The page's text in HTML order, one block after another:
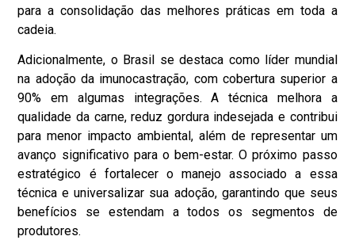
para a consolidação das melhores práticas em toda a
cadeia.
Adicionalmente, o Brasil se destaca como líder mundial
na adoção da imunocastração, com cobertura superior a
90% em algumas integrações. A técnica melhora a
qualidade da carne, reduz gordura indesejada e contribui
para menor impacto ambiental, além de representar um
avanço significativo para o bem-estar. O próximo passo
estratégico é fortalecer o manejo associado a essa
técnica e universalizar sua adoção, garantindo que seus
benefícios se estendam a todos os segmentos de
produtores.